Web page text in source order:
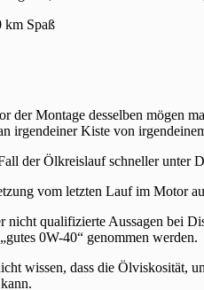
km Spaß
der Montage desselben mögen
irgendeiner Kiste von
der Ölkreislauf schneller unter
vom letzten Lauf im Motor
qualifizierte Aussagen bei
0W-40“ genommen werden.
wissen, dass die Ölviskosität,